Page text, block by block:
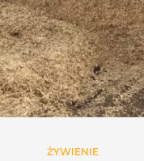
ŻYWIENIE